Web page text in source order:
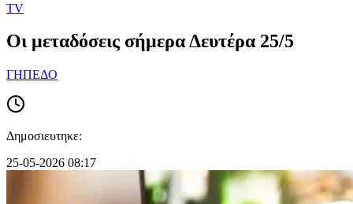
TV
Οι μεταδόσεις σήμερα Δευτέρα 25/5
ΓΗΠΕΔΟ
Δημοσιευτηκε:
25-05-2026 08:17